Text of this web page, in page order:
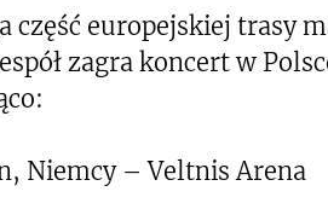
część europejskiej trasy
zagra koncert w
Niemcy – Veltnis Arena